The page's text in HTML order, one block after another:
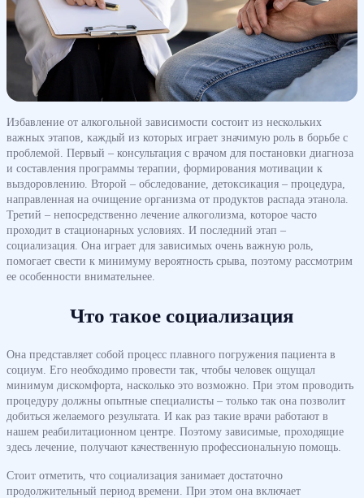
Избавление от алкогольной зависимости состоит из нескольких
важных этапов, каждый из которых играет значимую роль в борьбе с
проблемой. Первый – консультация с врачом для постановки диагноза
и составления программы терапии, формирования мотивации к
выздоровлению. Второй – обследование, детоксикация – процедура,
направленная на очищение организма от продуктов распада этанола.
Третий – непосредственно лечение алкоголизма, которое часто
проходит в стационарных условиях. И последний этап –
социализация. Она играет для зависимых очень важную роль,
помогает свести к минимуму вероятность срыва, поэтому рассмотрим
ее особенности внимательнее.
Что такое социализация
Она представляет собой процесс плавного погружения пациента в
социум. Его необходимо провести так, чтобы человек ощущал
минимум дискомфорта, насколько это возможно. При этом проводить
процедуру должны опытные специалисты – только так она позволит
добиться желаемого результата. И как раз такие врачи работают в
нашем реабилитационном центре. Поэтому зависимые, проходящие
здесь лечение, получают качественную профессиональную помощь.
Стоит отметить, что социализация занимает достаточно
продолжительный период времени. При этом она включает